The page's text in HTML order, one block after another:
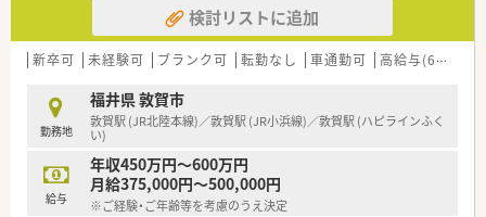
【職場環境と雰囲気】
■正社員1名とパート10名が在籍し、日々2名から3名体制で互い
す。
■薬剤師と事務スタッフがしっかりと連携を取り合っており、業
務の負担を軽減できる充実したサポート体制が構築されていま
す。
■充実した設備環境の中で落ち着いて業務を進めることができ、
患者様へのより良いサービス提供に集中できる職場環境です。
検討リストに追加
新卒可 未経験可 ブランク可 転勤なし 車通勤可 高給与(600万円以上)
勤務地
福井県 敦賀市
敦賀駅 (JR北陸本線)／敦賀駅 (JR小浜線)／敦賀駅 (ハピラインふく
い)
給与
年収450万円～600万円
月給375,000円～500,000円
※ご経験・ご年齢等を考慮のうえ決定